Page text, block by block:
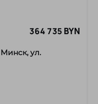
364 735 BYN
Минск, ул.